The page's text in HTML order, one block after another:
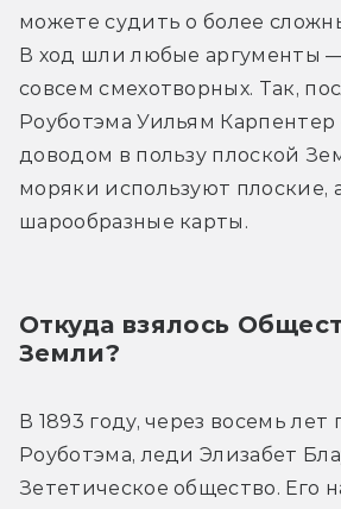
можете судить о более
В ход шли любые аргументы
совсем смехотворных. Так,
Роуботэма Уильям Карпентер
доводом в пользу плоской
моряки используют плоские,
шарообразные карты.
Откуда взялось
Земли?
В 1893 году, через восемь лет
Роуботэма, леди Элизабет
Зететическое общество. Его